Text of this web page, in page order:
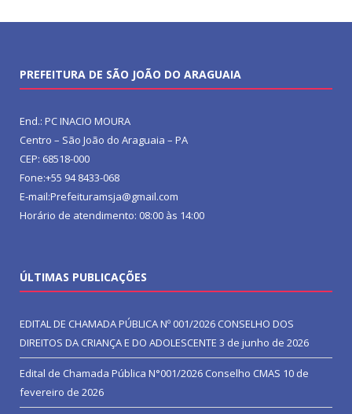
PREFEITURA DE SÃO JOÃO DO ARAGUAIA
End.: PC INACIO MOURA
Centro – São João do Araguaia – PA
CEP: 68518-000
Fone:+55 94 8433-068
E-mail:Prefeituramsja@gmail.com
Horário de atendimento: 08:00 às 14:00
ÚLTIMAS PUBLICAÇÕES
EDITAL DE CHAMADA PÚBLICA Nº 001/2026 CONSELHO DOS
DIREITOS DA CRIANÇA E DO ADOLESCENTE 3 de junho de 2026
Edital de Chamada Pública N°001/2026 Conselho CMAS 10 de
fevereiro de 2026